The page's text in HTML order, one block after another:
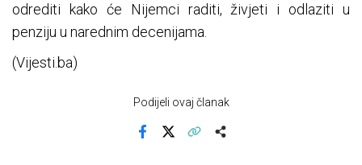
odrediti kako će Nijemci raditi, živjeti i odlaziti u
penziju u narednim decenijama.
(Vijesti.ba)
Podijeli ovaj članak